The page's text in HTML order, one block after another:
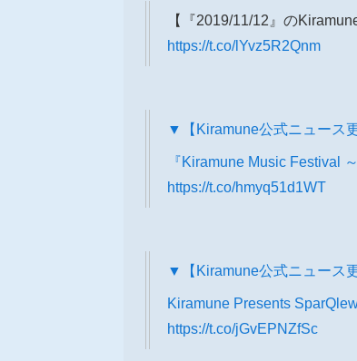
【『2019/11/12』の
https://t.co/lYvz5R2Qnm
▼【Kiramune公式ニュース更
『Kiramune Music Festival
https://t.co/hmyq51d1WT
▼【Kiramune公式ニュース更
Kiramune Presents
https://t.co/jGvEPNZfSc